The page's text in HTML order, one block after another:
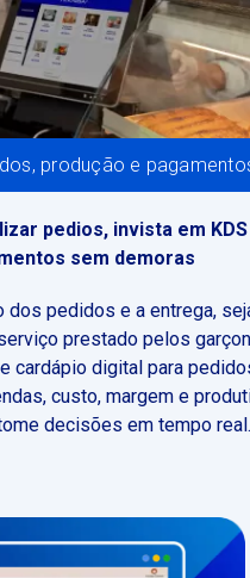
produção e
pedios, invista em KDS
sem demoras
dos pedidos e a entrega,
prestado pelos
cardápio digital para
custo, margem e
decisões em tempo real.